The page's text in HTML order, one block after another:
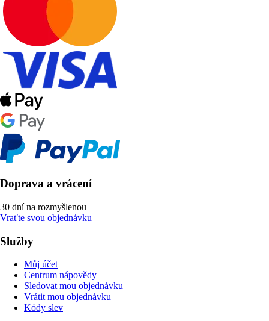
Doprava a vrácení
30 dní na rozmyšlenou
Vraťte svou objednávku
Služby
Můj účet
Centrum nápovědy
Sledovat mou objednávku
Vrátit mou objednávku
Kódy slev